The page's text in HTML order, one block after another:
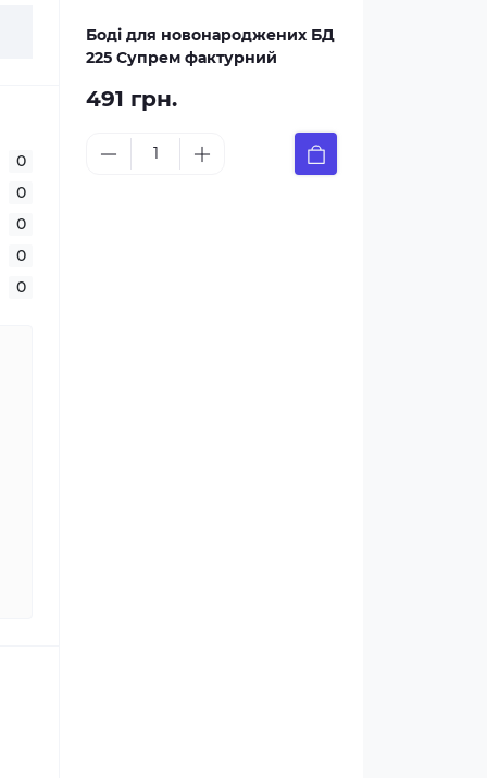
0
0
0
0
0
Боді для новонароджених БД
225 Супрем фактурний
491 грн.